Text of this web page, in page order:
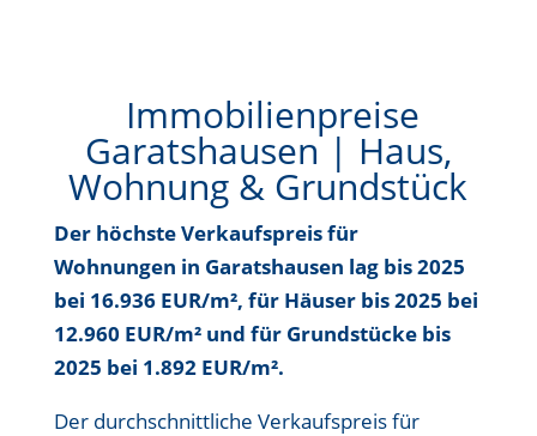
Immobilienpreise
Garatshausen | Haus,
Wohnung & Grundstück
Der höchste Verkaufspreis für
Wohnungen in Garatshausen lag bis2025
bei 16.936 EUR/m², für Häuser bis2025 bei
12.960 EUR/m²und für Grundstücke bis
2025 bei 1.892 EUR/m².
Der durchschnittliche Verkaufspreis für